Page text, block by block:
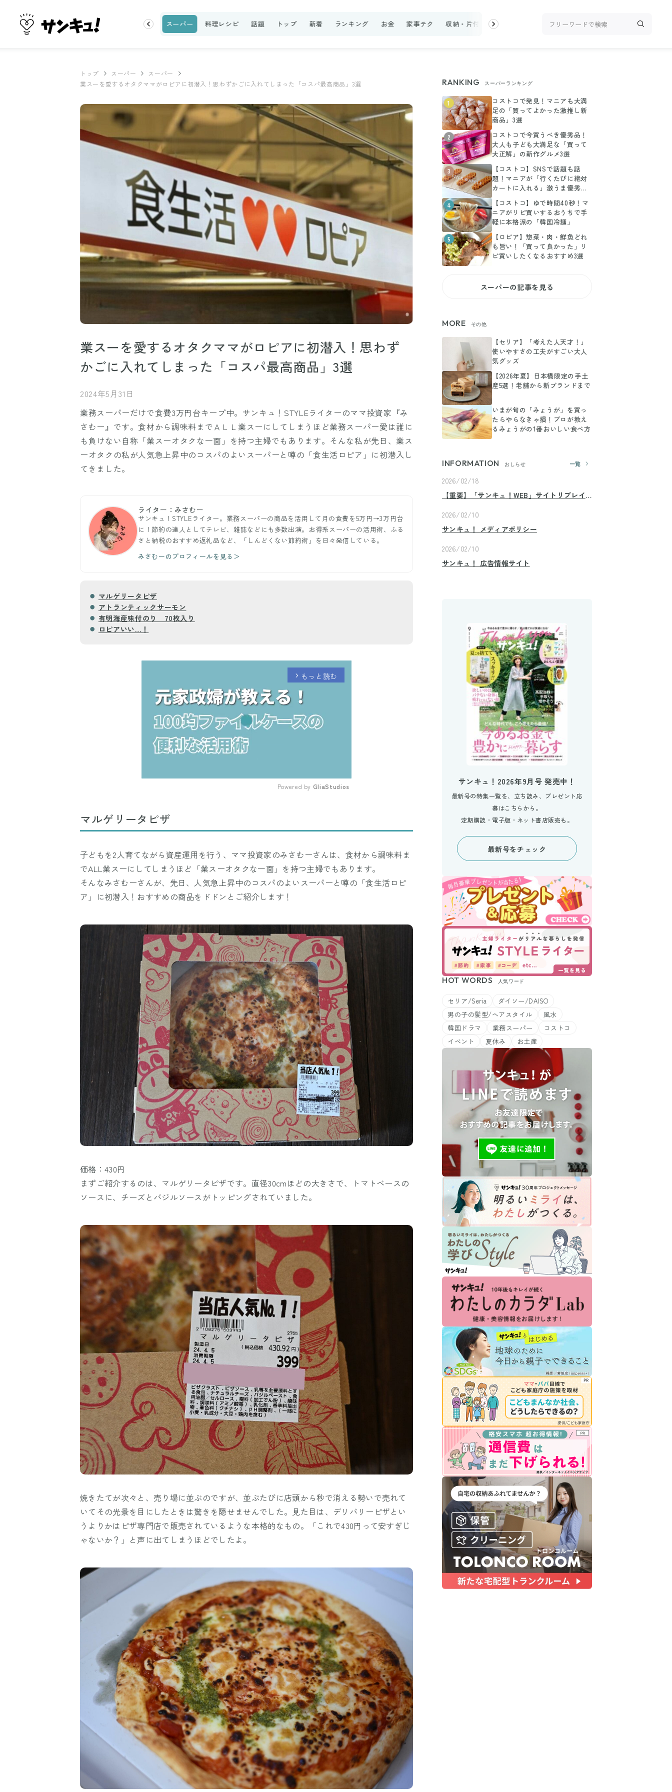
収納・片付け ビューティ 100均・雑貨 スーパー 料理レシピ 話題 トップ 新着 ランキング お金 家事テク 収納・片付け 100均・雑貨 スーパー 料理レシピ
トップ スーパー
スーパー
業スーを愛するオタクママがロピアに初潜入！思わずかごに入れてしまった「コスパ最高商品」3選
業スーを愛するオタクママがロピアに初潜入！思わず
かごに入れてしまった「コスパ最高商品」3選
2024年5月31日
業務スーパーだけで食費3万円台キープ中。サンキュ！STYLEライターのママ投資家『み
さむー』です。食材から調味料までＡＬＬ業スーにしてしまうほど業務スーパー愛は誰に
も負けない自称「業スーオタクな一面」を持つ主婦でもあります。そんな私が先日、業ス
ーオタクの私が人気急上昇中のコスパのよいスーパーと噂の「食生活ロピア」に初潜入し
てきました。
ライター：みさむー
サンキュ！STYLEライター。業務スーパーの商品を活用して月の食費を5万円→3万円台
に！節約の達人としてテレビ、雑誌などにも多数出演。お得系スーパーの活用術、ふる
さと納税のおすすめ返礼品など、「しんどくない節約術」を日々発信している。
みさむーのプロフィールを見る＞
マルゲリータピザ
アトランティックサーモン
有明海産味付のり 70枚入り
ロピアいい…！
arrow_forward_ios もっと読む
Powered by GliaStudios
マルゲリータピザ
子どもを2人育てながら資産運用を行う、ママ投資家のみさむーさんは、食材から調味料ま
でALL業スーにしてしまうほど「業スーオタクな一面」を持つ主婦でもあります。
そんなみさむーさんが、先日、人気急上昇中のコスパのよいスーパーと噂の「食生活ロピ
ア」に初潜入！おすすめの商品をドドンとご紹介します！
価格：430円
まずご紹介するのは、マルゲリータピザです。直径30cmほどの大きさで、トマトベースの
ソースに、チーズとバジルソースがトッピングされていました。
焼きたてが次々と、売り場に並ぶのですが、並ぶたびに店頭から秒で消える勢いで売れて
いてその光景を目にしたときは驚きを隠せませんでした。見た目は、デリバリーピザとい
うよりかはピザ専門店で販売されているような本格的なもの。「これで430円って安すぎじ
ゃないか？」と声に出てしまうほどでしたよ。
RANKING スーパーランキング
1
コストコで発見！マニアも大満
足の「買ってよかった激推し新
商品」3選
2
コストコで今買うべき優秀品！
大人も子ども大満足な「買って
大正解」の新作グルメ3選
3
【コストコ】SNSで話題も話
題！マニアが「行くたびに絶対
カートに入れる」激うま優秀グ
4
【コストコ】ゆで時間40秒！マ
ニアがリピ買いするおうちで手
軽に本格派の「韓国冷麺」
5
【ロピア】惣菜・肉・鮮魚どれ
も旨い！「買って良かった」リ
ピ買いしたくなるおすすめ3選
スーパーの記事を見る
MORE その他
【セリア】「考えた人天才！」
使いやすさの工夫がすごい大人
気グッズ
【2026年夏】日本橋限定の手土
産5選！老舗から新ブランドまで
いまが旬の「みょうが」を買っ
たらやらなきゃ損！プロが教え
るみょうがの1番おいしい食べ方
INFORMATION おしらせ 一覧
2026/02/18
【重要】「サンキュ！WEB」サイトリプレイ
2026/02/10
サンキュ！ メディアポリシー
2026/02/10
サンキュ！ 広告情報サイト
サンキュ！2026年9月号 発売中！
最新号の特集一覧を、立ち読み、プレゼント応
募はこちらから。
定期購読・電子版・ネット書店販売も。
最新号をチェック
HOT WORDS 人気ワード
セリア/Seria
ダイソー/DAISO
男の子の髪型/ヘアスタイル
風水
韓国ドラマ
業務スーパー
コストコ
イベント
夏休み お土産